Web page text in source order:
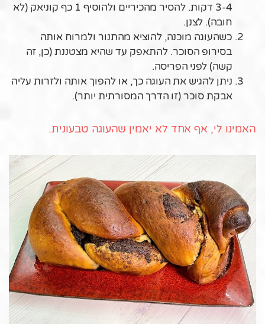
3-4 דקות. להסיר מהכיריים ולהוסיף 1 כף קוניאק (לא
חובה). לצנן.
כשהעוגה מוכנה, להוציא מהתנור ולמרוח אותה
בסירופ הסוכר. להתאפק עד שהיא מצטננת (כן, זה
קשה) לפני הפריסה.
ניתן להגיש את העוגה כך, או להפוך אותה ולזרות עליה
אבקת סוכר (זו הדרך המסורתית יותר).
האמינו לי, אף אחד לא יאמין שהעוגה טבעונית.